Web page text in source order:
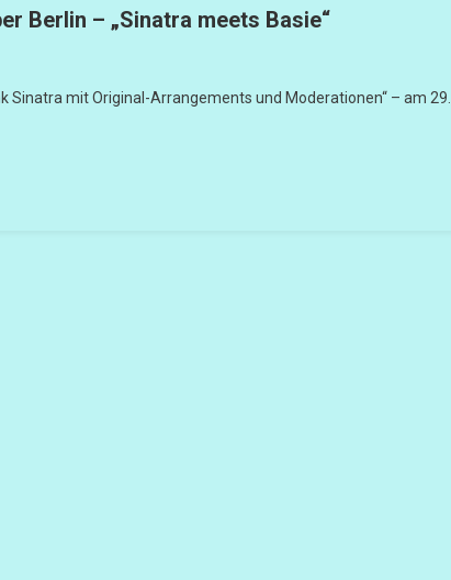
Berlin – „Sinatra meets Basie“
Sinatra mit Original-Arrangements und Moderationen“ – am